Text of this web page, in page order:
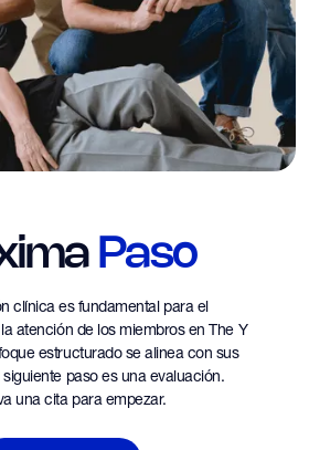
Paso
clínica es fundamental para el
atención de los miembros en The Y
estructurado se alinea con sus
paso es una evaluación.
una cita para empezar.